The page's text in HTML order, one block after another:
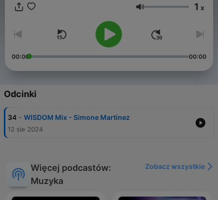
Głośność 1 x
00:00 00:00
Odcinki
34 - WISDOM Mix - Simone Martinez
12 sie 2024
Więcej podcastów:
Muzyka
Zobacz wszystkie